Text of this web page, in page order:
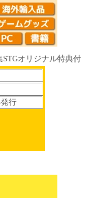
STGオリジナル特典付
トアニメ ゲッP-X ア
行